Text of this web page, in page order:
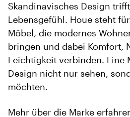
Skandinavisches Design
Lebensgefühl. Houe steht
Möbel, die modernes
bringen und dabei Komfort,
Leichtigkeit verbinden. Eine
Design nicht nur sehen,
möchten.
Mehr über die Marke